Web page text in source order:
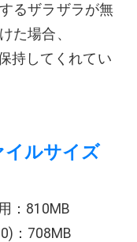
るザラザラが無
た場合、
持してくれてい
イルサイズ
：810MB
：708MB